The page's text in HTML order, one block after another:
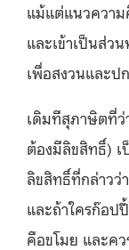
แม้แต่แนวความ
และเข้าเป็นส่ว
เพื่อสงวนและป
เดิมทีสุภาษิตที่
ต้องมีลิขสิทธิ์)
ลิขสิทธิ์ที่กล่าวว่
และถ้าใครก๊อป
คือขโมย และค